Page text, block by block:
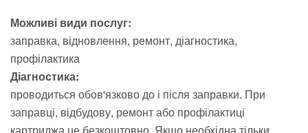
Можливі види послуг:
заправка відновлення ремонт діагностика
профілактика
Діагностика:
проводиться обов'язково до і після заправки. При
заправці, відбудову, ремонт або профілактиці
картриджа це безкоштовно. Якщо необхідна тільки